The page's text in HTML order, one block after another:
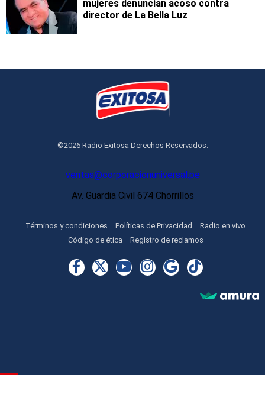
mujeres denuncian acoso contra
director de La Bella Luz
©2026 Radio Exitosa Derechos Reservados.
ventas@corporacionuniversal.pe
Av. Guardia Civil 674 Chorrillos
Términos y condiciones Políticas de Privacidad
Radio en vivo
Código de ética
Registro de reclamos